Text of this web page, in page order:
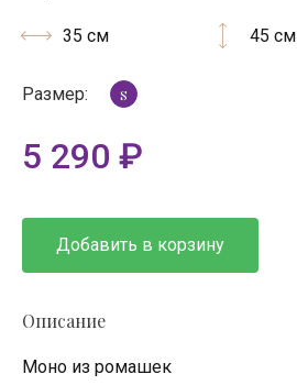
35 см 45 см
Размер: S
5 290 ₽
Добавить в корзину
Описание
Моно из ромашек